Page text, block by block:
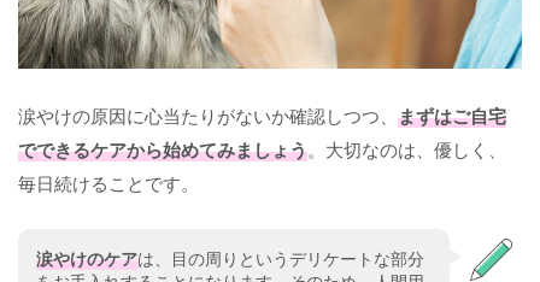
涙やけの原因に心当たりがないか確認しつつ、 まずはご自宅
でできるケアから始めてみましょう。大切なのは、優しく、
毎日続けることです。
涙やけのケアは、目の周りというデリケートな部分